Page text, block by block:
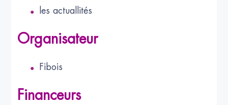
les actuallités
Organisateur
Fibois
Financeurs